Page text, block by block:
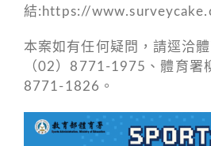
結:https://
本案如有任何疑問，請逕洽體
（02）8771-1975、體育署
8771-1826。